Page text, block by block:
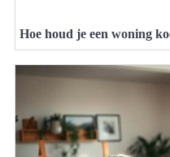
Hoe houd je een woning